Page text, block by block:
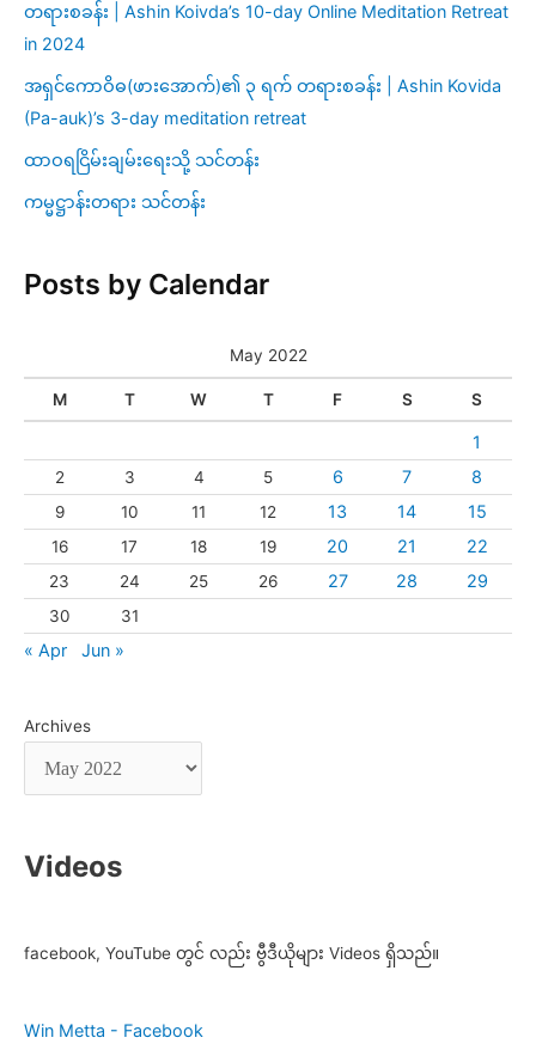
တရားစခန်း | Ashin Koivda’s 10-day Online Meditation Retreat
in 2024
အရှင်ကောဝိဓ(ဖားအောက်)၏ ၃ ရက် တရားစခန်း | Ashin Kovida
(Pa-auk)’s 3-day meditation retreat
ထာဝရငြိမ်းချမ်းရေးသို့ သင်တန်း
ကမ္မဋ္ဌာန်းတရား သင်တန်း
Posts by Calendar
May 2022
M T W T F S S
1
2 3 4 5 6 7 8
9 10 11 12 13 14 15
16 17 18 19 20 21 22
23 24 25 26 27 28 29
30 31
« Apr Jun »
Archives
Videos
facebook, YouTube တွင် လည်း ဗွီဒီယိုများ Videos ရှိသည်။
Win Metta - Facebook